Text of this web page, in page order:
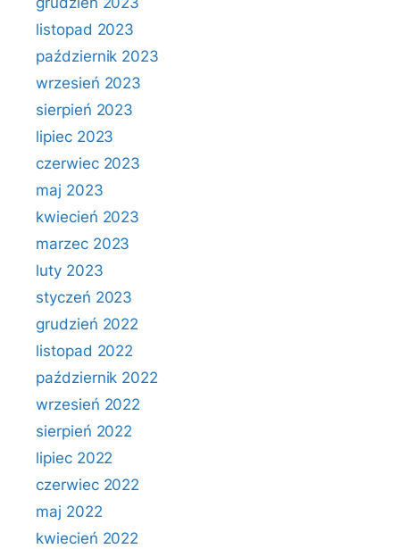
listopad 2023
październik 2023
wrzesień 2023
sierpień 2023
lipiec 2023
czerwiec 2023
maj 2023
kwiecień 2023
marzec 2023
luty 2023
styczeń 2023
grudzień 2022
listopad 2022
październik 2022
wrzesień 2022
sierpień 2022
lipiec 2022
czerwiec 2022
maj 2022
kwiecień 2022